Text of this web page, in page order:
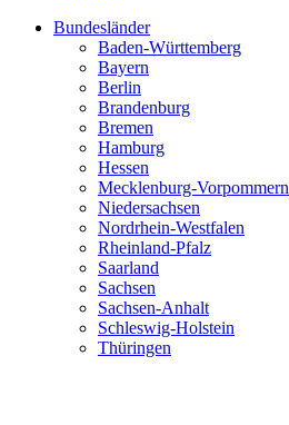
Bundesländer
Baden-Württemberg
Bayern
Berlin
Brandenburg
Bremen
Hamburg
Hessen
Mecklenburg-Vorpommern
Niedersachsen
Nordrhein-Westfalen
Rheinland-Pfalz
Saarland
Sachsen
Sachsen-Anhalt
Schleswig-Holstein
Thüringen